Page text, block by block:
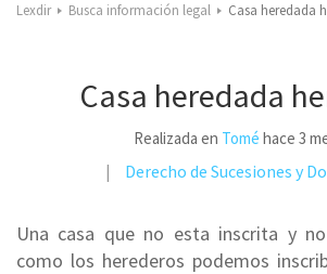
Lexdir Busca información legal Casa heredada
Casa heredada
Realizada en Tomé hace 3
Derecho de Sucesiones y
Una casa que no esta inscrita y
como los herederos podemos